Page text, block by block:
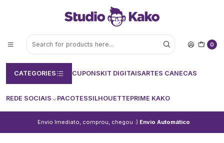
0
CATEGORIES CUPONSKIT DIGITAISARTES CANECAS
REDE SOCIAIS PACOTESSILHOUETTEPRIME KAKO
Envio Imediato, comprou, chegou :) Envio Automático